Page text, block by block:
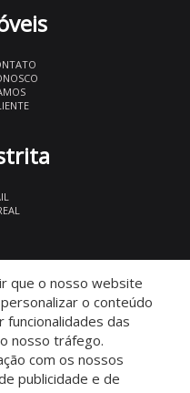
que o nosso website
o conteúdo
funcionalidades das
nosso tráfego.
com os nossos
publicidade e de